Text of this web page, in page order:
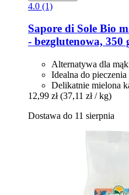
4.0 (1)
Sapore di Sole Bio
-​ bezglutenowa, 350
Alternatywa dla
Idealna do pieczenia
Delikatnie mielona
12,99 zł (37,11 zł / kg)
Dostawa do 11 sierpnia